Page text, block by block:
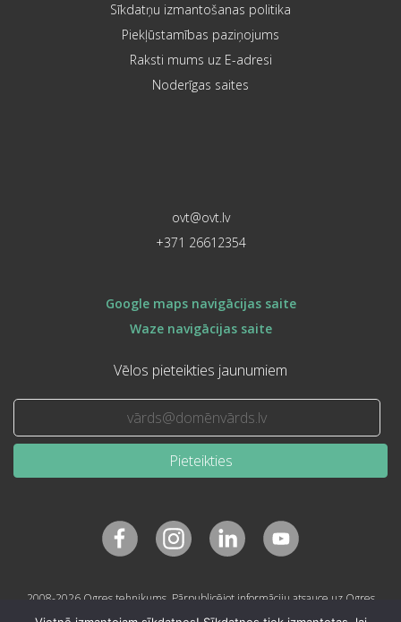
Sīkdatņu izmantošanas politika
Piekļūstamības paziņojums
Raksti mums uz E-adresi
Noderīgas saites
ovt@ovt.lv
+371 26612354
Google maps navigācijas saite
Waze navigācijas saite
Vēlos pieteikties jaunumiem
Pieteikties
2008-2026 Ogres tehnikums. Pārpublicējot informāciju atsauce uz Ogres